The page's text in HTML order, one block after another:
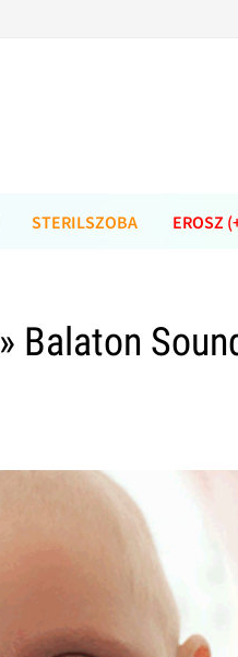
STERILSZOBA EROSZ
» Balaton